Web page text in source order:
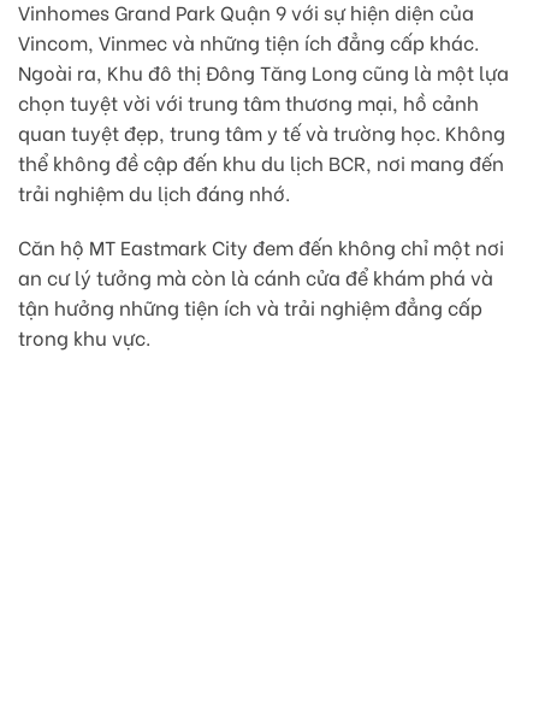
Vinhomes Grand Park Quận 9 với sự hiện diện của
Vincom, Vinmec và những tiện ích đẳng cấp khác.
Ngoài ra, Khu đô thị Đông Tăng Long cũng là một lựa
chọn tuyệt vời với trung tâm thương mại, hồ cảnh
quan tuyệt đẹp, trung tâm y tế và trường học. Không
thể không đề cập đến khu du lịch BCR, nơi mang đến
trải nghiệm du lịch đáng nhớ.
Căn hộ MT Eastmark City đem đến không chỉ một nơi
an cư lý tưởng mà còn là cánh cửa để khám phá và
tận hưởng những tiện ích và trải nghiệm đẳng cấp
trong khu vực.